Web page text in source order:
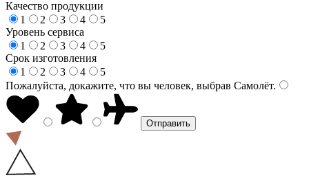
Качество продукции
1
2 3 4
5
Уровень сервиса
1
2 3 4
5
Срок изготовления
1
2 3 4
5
Пожалуйста, докажите, что вы человек, выбрав Самолёт.